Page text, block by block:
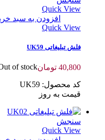
Quick View
افزودن به سبد
Quick View
فلش تبلیغاتی UK59
40,800 تومانof stock
کد محصول: UK59
قیمت به روز
سنجش
Quick View